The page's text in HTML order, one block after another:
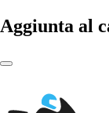
Aggiunta al